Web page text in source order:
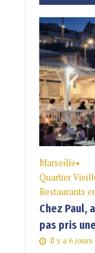
Marseille•
Quartier
Restaurants
Chez Paul,
pas pris
Il y a 6 jours